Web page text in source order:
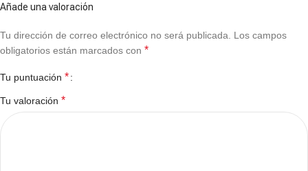
Añade una valoración
Tu dirección de correo electrónico no será publicada.
Los campos
obligatorios están marcados con *
Tu puntuación *
Tu valoración *